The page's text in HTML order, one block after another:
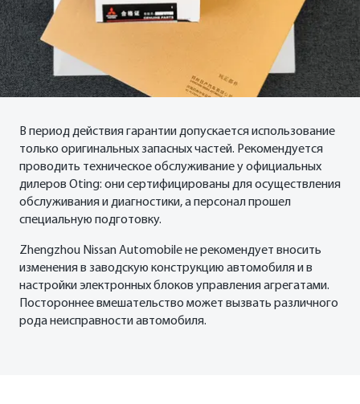
В период действия гарантии допускается использование
только оригинальных запасных частей. Рекомендуется
проводить техническое обслуживание у официальных
дилеров Oting: они сертифицированы для осуществления
обслуживания и диагностики, а персонал прошел
специальную подготовку.
Zhengzhou Nissan Automobile не рекомендует вносить
изменения в заводскую конструкцию автомобиля и в
настройки электронных блоков управления агрегатами.
Постороннее вмешательство может вызвать различного
рода неисправности автомобиля.